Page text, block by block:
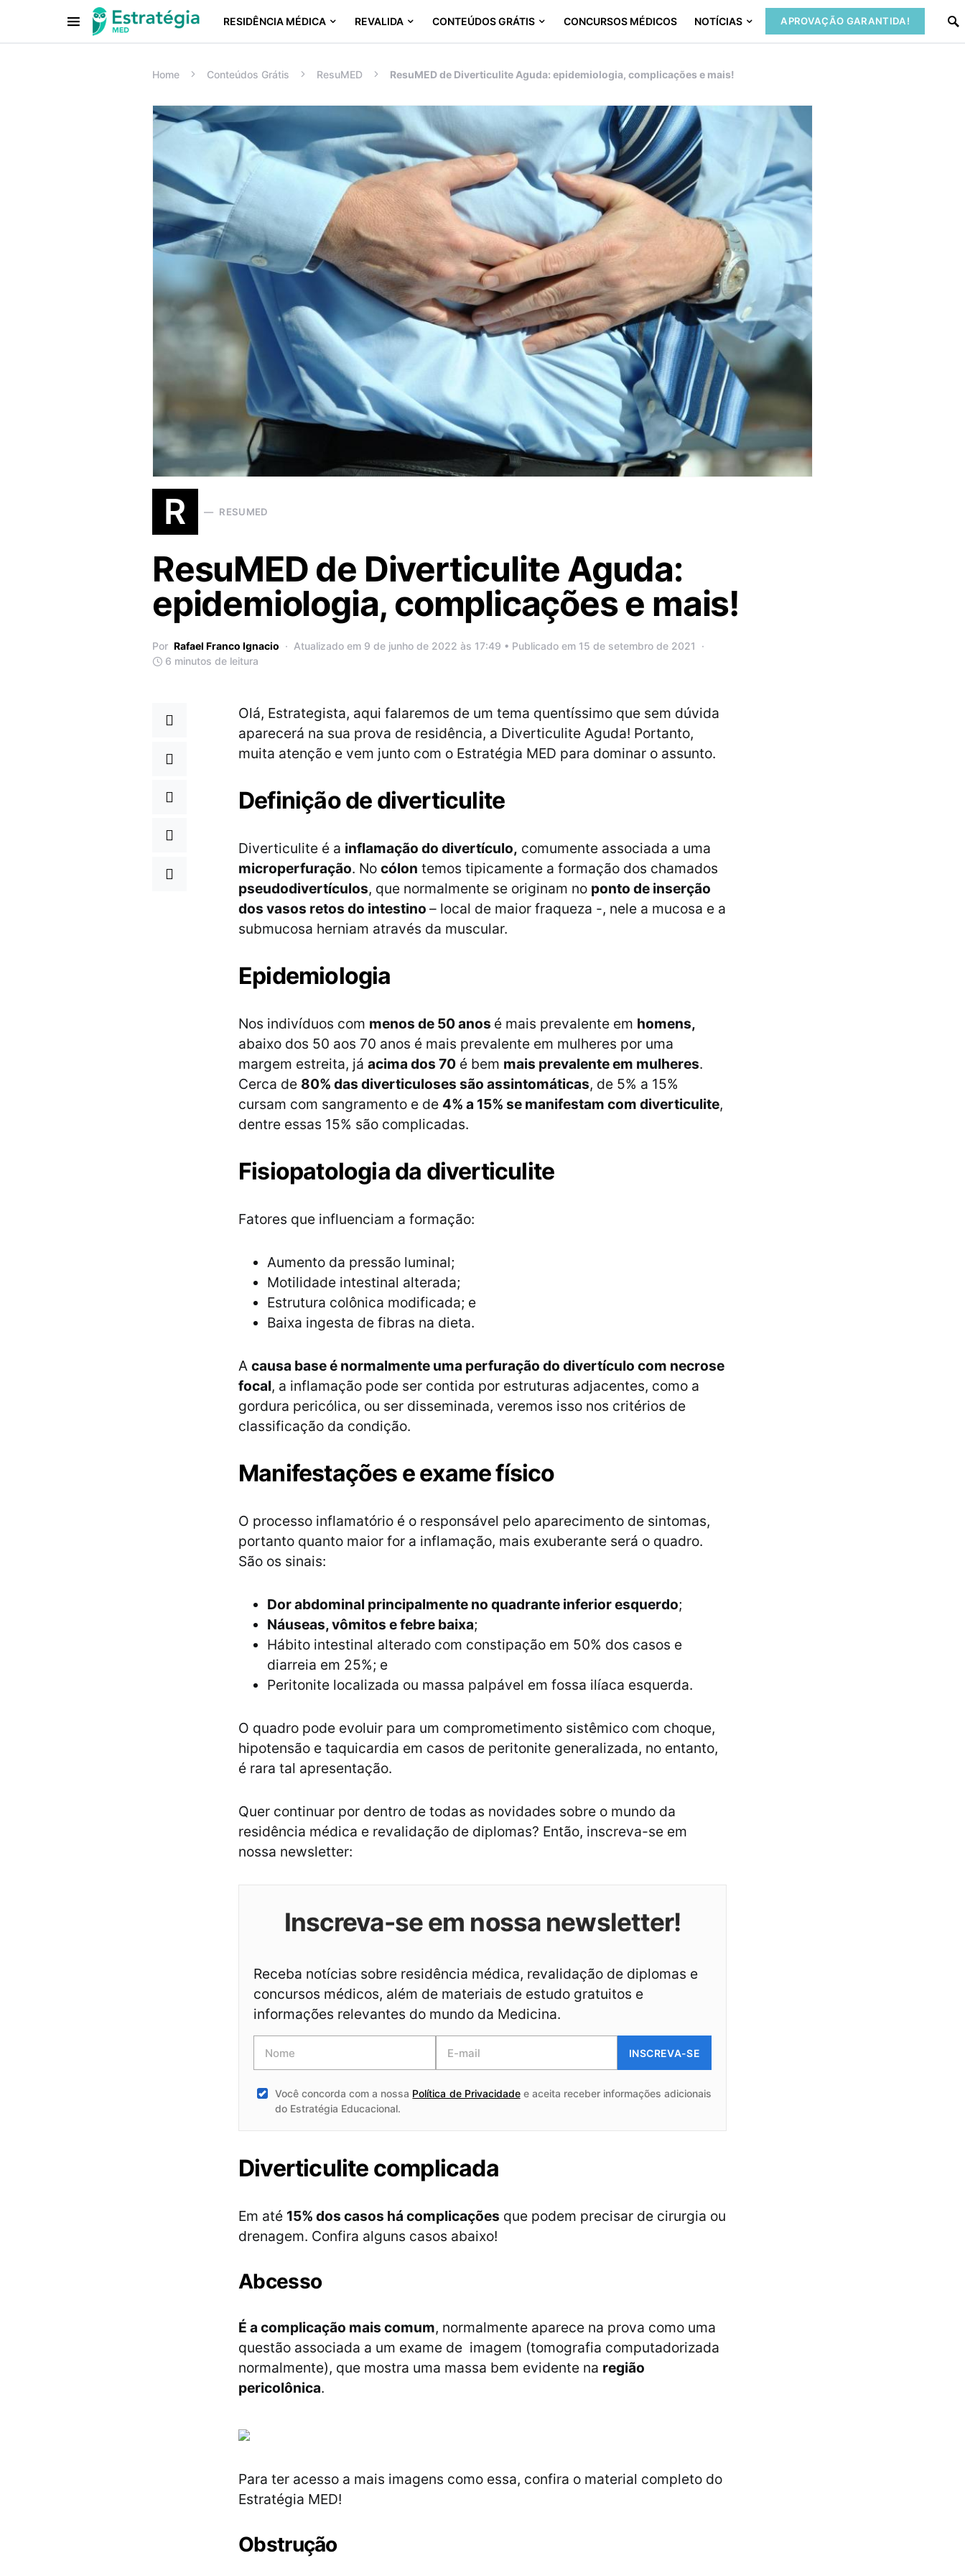
RESIDÊNCIA MÉDICA REVALIDA CONTEÚDOS GRÁTIS CONCURSOS MÉDICOS NOTÍCIAS APROVAÇÃO GARANTIDA!
Procurar:
Home Conteúdos Grátis ResuMED ResuMED de Diverticulite Aguda: epidemiologia, complicações e mais!
R RESUMED
ResuMED de Diverticulite Aguda:
epidemiologia, complicações e mais!
Por Rafael Franco Ignacio
Atualizado em 9 de junho de 2022 às 17:49 • Publicado em 15 de setembro de 2021
6 minutos de leitura
Olá, Estrategista, aqui falaremos de um tema quentíssimo que sem dúvida
aparecerá na sua prova de residência, a Diverticulite Aguda! Portanto,
muita atenção e vem junto com o Estratégia MED para dominar o assunto.
Definição de diverticulite
Diverticulite é a inflamação do divertículo, comumente associada a uma
microperfuração. No cólon temos tipicamente a formação dos chamados
pseudodivertículos, que normalmente se originam no ponto de inserção
dos vasos retos do intestino – local de maior fraqueza -, nele a mucosa e a
submucosa herniam através da muscular.
Epidemiologia
Nos indivíduos com menos de 50 anos é mais prevalente em homens,
abaixo dos 50 aos 70 anos é mais prevalente em mulheres por uma
margem estreita, já acima dos 70 é bem mais prevalente em mulheres.
Cerca de 80% das diverticuloses são assintomáticas, de 5% a 15%
cursam com sangramento e de 4% a 15% se manifestam com diverticulite,
dentre essas 15% são complicadas.
Fisiopatologia da diverticulite
Fatores que influenciam a formação:
Aumento da pressão luminal;
Motilidade intestinal alterada;
Estrutura colônica modificada; e
Baixa ingesta de fibras na dieta.
A causa base é normalmente uma perfuração do divertículo com necrose
focal, a inflamação pode ser contida por estruturas adjacentes, como a
gordura pericólica, ou ser disseminada, veremos isso nos critérios de
classificação da condição.
Manifestações e exame físico
O processo inflamatório é o responsável pelo aparecimento de sintomas,
portanto quanto maior for a inflamação, mais exuberante será o quadro.
São os sinais:
Dor abdominal principalmente no quadrante inferior esquerdo;
Náuseas, vômitos e febre baixa;
Hábito intestinal alterado com constipação em 50% dos casos e
diarreia em 25%; e
Peritonite localizada ou massa palpável em fossa ilíaca esquerda.
O quadro pode evoluir para um comprometimento sistêmico com choque,
hipotensão e taquicardia em casos de peritonite generalizada, no entanto,
é rara tal apresentação.
Quer continuar por dentro de todas as novidades sobre o mundo da
residência médica e revalidação de diplomas? Então, inscreva-se em
nossa newsletter:
Inscreva-se em nossa newsletter!
Receba notícias sobre residência médica, revalidação de diplomas e
concursos médicos, além de materiais de estudo gratuitos e
informações relevantes do mundo da Medicina.
INSCREVA-SE
Você concorda com a nossa Política de Privacidadee aceita receber informações adicionais
do Estratégia Educacional.
Diverticulite complicada
Em até 15% dos casos há complicações que podem precisar de cirurgia ou
drenagem. Confira alguns casos abaixo!
Abcesso
É a complicação mais comum, normalmente aparece na prova como uma
questão associada a um exame de imagem (tomografia computadorizada
normalmente), que mostra uma massa bem evidente na região
pericolônica.
Para ter acesso a mais imagens como essa, confira o material completo do
Estratégia MED!
Obstrução